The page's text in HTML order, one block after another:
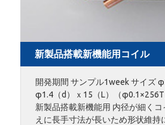
新製品搭載新機能用コイル
開発期間 サンプル1week サイズ
φ1.4（d）ｘ15（L）（φ0.1×256T
新製品搭載新機能用 内径が細くコ
えに長手寸法が長いため形状維持